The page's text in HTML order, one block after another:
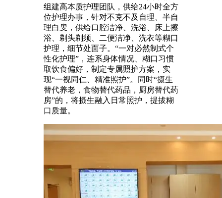
组建高本质护理团队，供给24小时全方
位护理办事，针对不克不及自理、半自
理白叟，供给口腔洁净、洗浴、床上擦
浴、剃头剃须、二便洁净、洗衣等糊口
护理，细节处面子。“一对必然制式个
性化护理”，连系身体情况、糊口习惯
取饮食偏好，制定专属照护方案，实
现“一视同仁、精准照护”。同时“摄生
替代养老，食物替代药品，厨房替代药
房”的，将摄生融入日常照护，提拔糊
口质量。